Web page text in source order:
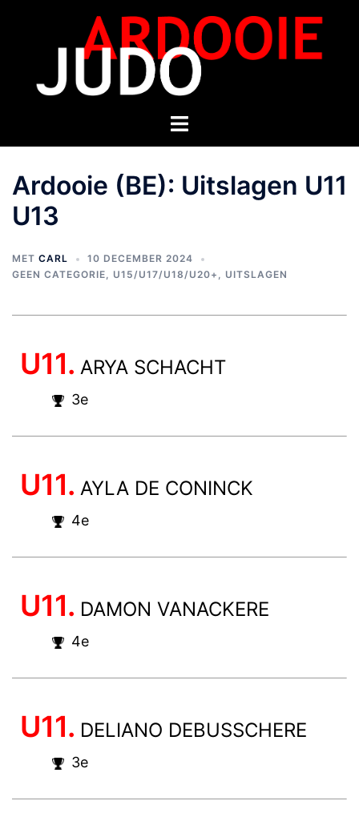
Ardooie (BE): Uitslagen U11
U13
MET CARL
10 DECEMBER 2024
GEEN CATEGORIE, U15/U17/U18/U20+ , UITSLAGEN
U11. ARYA SCHACHT
3e
U11. AYLA DE CONINCK
4e
U11. DAMON VANACKERE
4e
U11. DELIANO DEBUSSCHERE
3e